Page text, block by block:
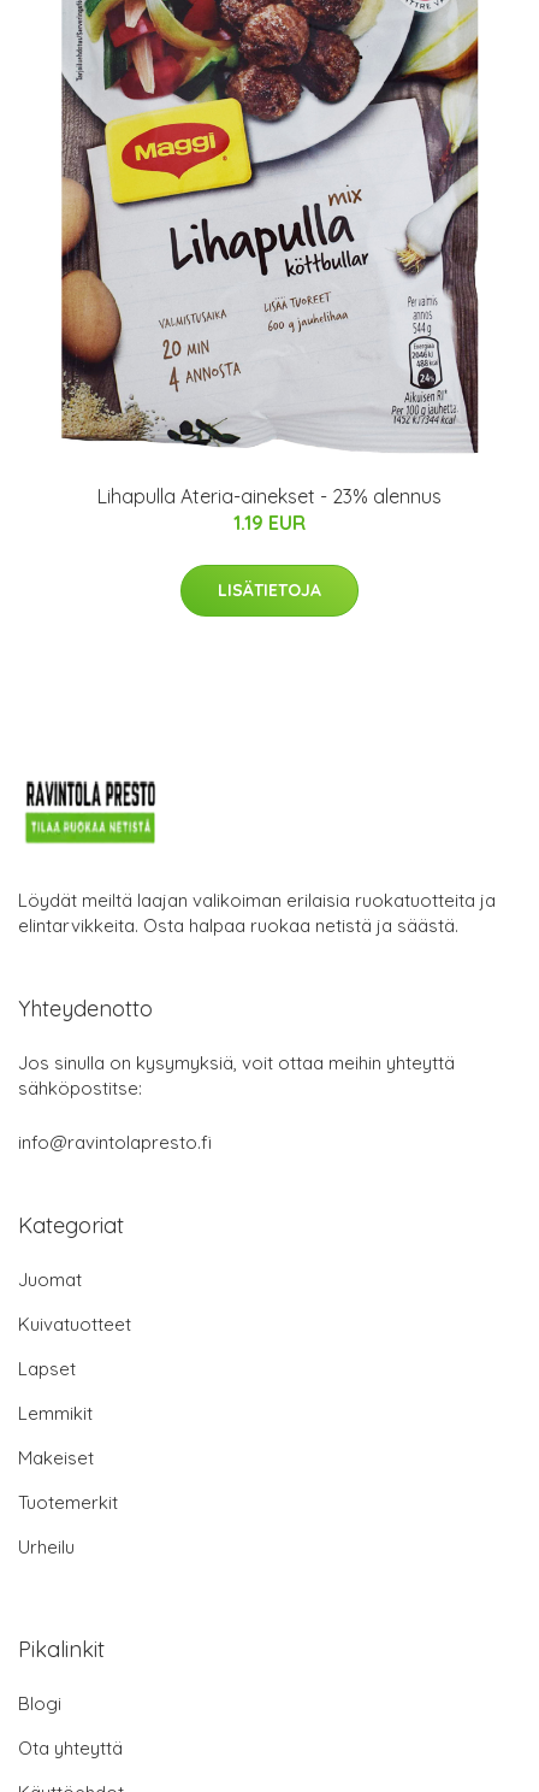
Lihapulla Ateria-ainekset - 23% alennus
1.19 EUR
LISÄTIETOJA
Löydät meiltä laajan valikoiman erilaisia ruokatuotteita ja
elintarvikkeita. Osta halpaa ruokaa netistä ja säästä.
Yhteydenotto
Jos sinulla on kysymyksiä, voit ottaa meihin yhteyttä
sähköpostitse:
info@ravintolapresto.fi
Kategoriat
Juomat
Kuivatuotteet
Lapset
Lemmikit
Makeiset
Tuotemerkit
Urheilu
Pikalinkit
Blogi
Ota yhteyttä